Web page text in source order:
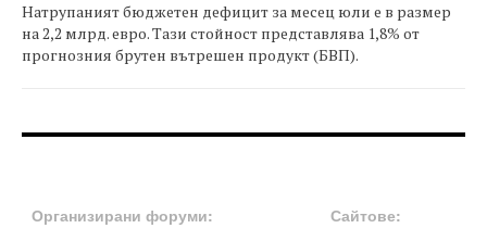
Натрупаният бюджетен дефицит за месец юли е в размер
на 2,2 млрд. евро. Тази стойност представлява 1,8% от
прогнозния брутен вътрешен продукт (БВП).
Организирани форуми:
Сайтове: